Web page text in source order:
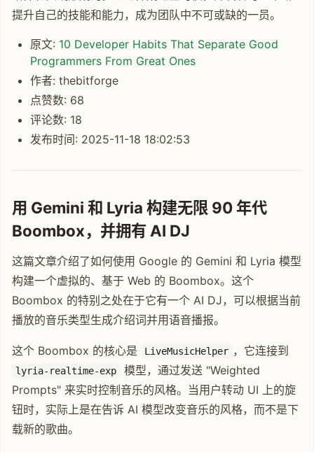
提升自己的技能和能力，成为团队中不可或缺的一员。
原文: 10 Developer Habits That Separate Good
Programmers From Great Ones
作者: thebitforge
点赞数: 68
评论数: 18
发布时间: 2025-11-18 18:02:53
用 Gemini 和 Lyria 构建无限 90 年代
Boombox，并拥有 AI DJ
这篇文章介绍了如何使用 Google 的 Gemini 和 Lyria 模型
构建一个虚拟的、基于 Web 的 Boombox。这个
Boombox 的特别之处在于它有一个 AI DJ，可以根据当前
播放的音乐类型生成介绍词并用语音播报。
这个 Boombox 的核心是 LiveMusicHelper ，它连接到
lyria-realtime-exp
模型，通过发送 "Weighted
Prompts" 来实时控制音乐的风格。当用户转动 UI 上的旋
钮时，实际上是在告诉 AI 模型改变音乐的风格，而不是下
载新的歌曲。